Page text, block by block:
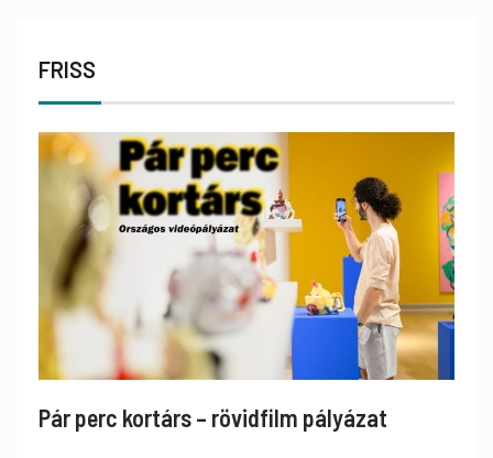
FRISS
Pár perc kortárs – rövidfilm pályázat